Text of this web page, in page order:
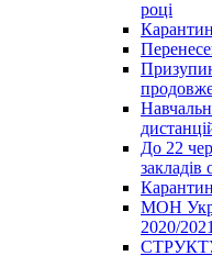
році
До 22
закладів
МОН
2020/